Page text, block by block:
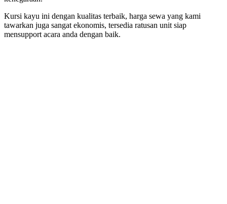
Kursi kayu ini dengan kualitas terbaik, harga sewa yang kami
tawarkan juga sangat ekonomis, tersedia ratusan unit siap
mensupport acara anda dengan baik.